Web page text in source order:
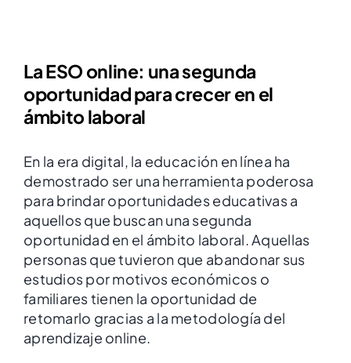
La ESO online: una segunda
oportunidad para crecer en el
ámbito laboral
En la era digital, la educación en línea ha
demostrado ser una herramienta poderosa
para brindar oportunidades educativas a
aquellos que buscan una segunda
oportunidad en el ámbito laboral. Aquellas
personas que tuvieron que abandonar sus
estudios por motivos económicos o
familiares tienen la oportunidad de
retomarlo gracias a la metodología del
aprendizaje online.